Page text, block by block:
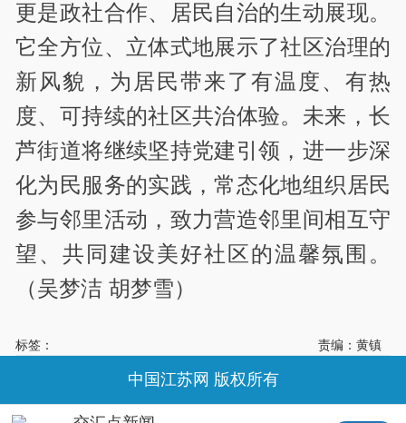
更是政社合作、居民自治的生动展现。
它全方位、立体式地展示了社区治理的
新风貌，为居民带来了有温度、有热
度、可持续的社区共治体验。未来，长
芦街道将继续坚持党建引领，进一步深
化为民服务的实践，常态化地组织居民
参与邻里活动，致力营造邻里间相互守
望、共同建设美好社区的温馨氛围。
（吴梦洁 胡梦雪）
标签： 责编：黄镇
中国江苏网 版权所有